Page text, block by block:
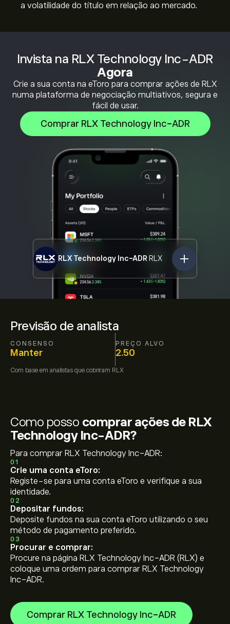
Previsão de analista
CONSENSO
Manter
PREÇO ALVO
2.50
Com base em analistas que cobriram RLX
Invista na RLX Technology Inc-ADR
Agora
Crie a sua conta na eToro para comprar ações de RLX
numa plataforma de negociação multiativos, segura e
fácil de usar.
Comprar RLX Technology Inc-ADR
RLX Technology Inc-ADR RLX
a volatilidade do título em relação ao mercado.
Como posso comprar ações de RLX
Technology Inc-ADR?
Para comprar RLX Technology Inc-ADR:
01
Crie uma conta eToro:
Registe-se para uma conta eToro e verifique a sua
identidade.
02
Depositar fundos:
Deposite fundos na sua conta eToro utilizando o seu
método de pagamento preferido.
03
Procurar e comprar:
Procure na página RLX Technology Inc-ADR (RLX) e
coloque uma ordem para comprar RLX Technology
Inc-ADR.
Comprar RLX Technology Inc-ADR